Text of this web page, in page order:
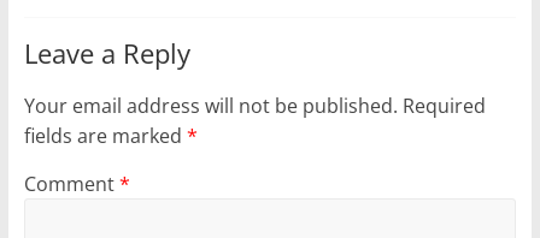
Leave a Reply
Your email address will not be published. Required
fields are marked *
Comment*